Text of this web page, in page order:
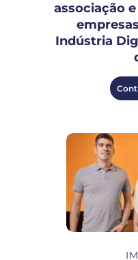
associação
Indústria